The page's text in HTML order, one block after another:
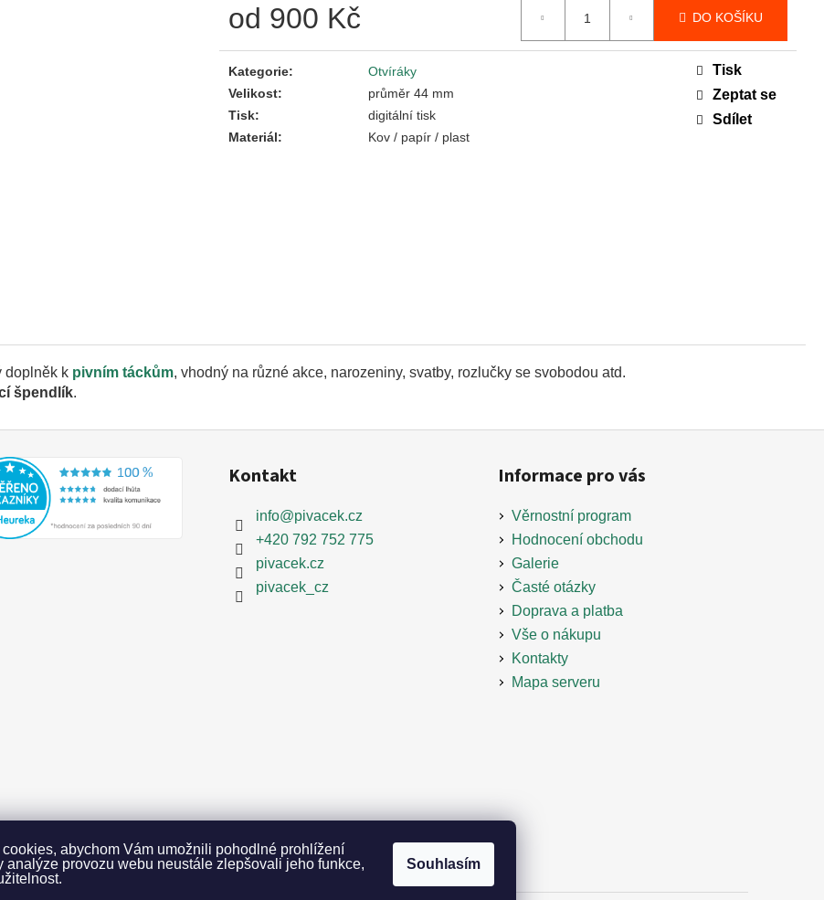
cookies, abychom Vám umožnili pohodlné prohlížení
analýze provozu webu neustále zlepšovali jeho funkce,
Souhlasím
od 900 Kč DO KOŠÍKU
Kategorie:
Otvíráky
Velikost:
průměr 44 mm
Tisk:
digitální tisk
Materiál: Kov / papír / plast
Tisk
Zeptat se
Sdílet
doplněk k pivním táckům, vhodný na různé akce, narozeniny, svatby, rozlučky se svobodou atd.
špendlík.
Kontakt
info@pivacek.cz
+420 792 752 775
pivacek.cz
pivacek_cz
Informace pro vás
Věrnostní program
Hodnocení obchodu
Galerie
Časté otázky
Doprava a platba
Vše o nákupu
Kontakty
Mapa serveru